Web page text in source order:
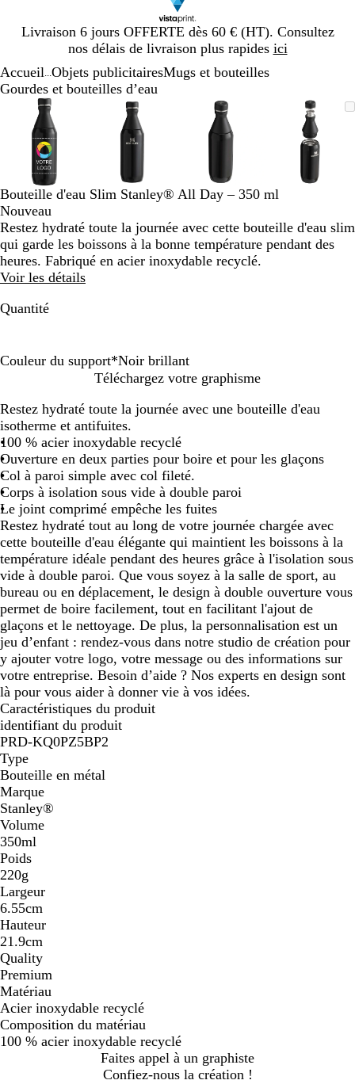
Livraison 6 jours OFFERTE dès 60 € (HT). Consultez
nos délais de livraison plus rapides ici
Diapositive
1
Accueil Objets publicitairesMugs et bouteilles
Gourdes et bouteilles d’eau
Image
zoomable
Zoom
au
minimum
Cliquez
pour
développer
Utilisez
les
touches
plus
et
moins
zoomer
et
les
touches
fléchées
pour
Image
zoomable
Zoom
au
minimum
Cliquez
pour
développer
Utilisez
les
touches
plus
moins
pour
zoomer
et
les
touches
Image
zoomable
Zoom
au
minimum
Cliquez
pour
développer
Utilisez
les
touches
plus
moins
zoomer
et
touches
Image
Zoom
au
Cliquez
pour
Utilisez
les
touches
plus
et
moins
zoomer
et
Diapositive
Bouteille d'eau Slim Stanley® All Day – 350 ml
Nouveau
Restez hydraté toute la journée avec cette bouteille d'eau slim
qui garde les boissons à la bonne température pendant des
heures. Fabriqué en acier inoxydable recyclé.
Voir les détails
Quantité
Couleur du support*Noir brillant
è
m
e
i
s
i
r
b
r
i
l
l
a
n
t
Téléchargez votre graphisme
Restez hydraté toute la journée avec une bouteille d'eau
isotherme et antifuites.
100 % acier inoxydable recyclé
Ouverture en deux parties pour boire et pour les glaçons
Col à paroi simple avec col fileté.
Corps à isolation sous vide à double paroi
Le joint comprimé empêche les fuites
Restez hydraté tout au long de votre journée chargée avec
cette bouteille d'eau élégante qui maintient les boissons à la
température idéale pendant des heures grâce à l'isolation sous
vide à double paroi. Que vous soyez à la salle de sport, au
bureau ou en déplacement, le design à double ouverture vous
permet de boire facilement, tout en facilitant l'ajout de
glaçons et le nettoyage. De plus, la personnalisation est un
jeu d’enfant : rendez-vous dans notre studio de création pour
y ajouter votre logo, votre message ou des informations sur
votre entreprise. Besoin d’aide ? Nos experts en design sont
là pour vous aider à donner vie à vos idées.
Caractéristiques du produit
identifiant du produit
PRD-KQ0PZ5BP2
Type
Bouteille en métal
Marque
Stanley®
Volume
350ml
Poids
220g
Largeur
6.55cm
Hauteur
21.9cm
Quality
Premium
Matériau
Acier inoxydable recyclé
Composition du matériau
100 % acier inoxydable recyclé
Faites appel à un graphiste
Confiez-nous la création !